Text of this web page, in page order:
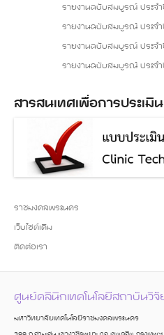
รายงานฉบับสมบูรณ์ ประจ
รายงานฉบับสมบูรณ์ ประจ
รายงานฉบับสมบูรณ์ ประจ
รายงานฉบับสมบูรณ์ ประจ
สารสนเทศเพื่อการประเมิน
ราชมงคลพระนคร
เว็บไซต์เดิม
ติดต่อเรา
ศูนย์คลินิกเทคโนโลยีสถาบันวิ
มหาวิทยาลัยเทคโนโลยีราชมงคลพระนคร